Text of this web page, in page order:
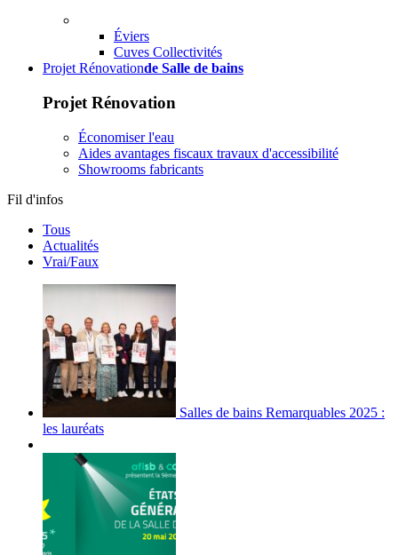
Éviers
Cuves Collectivités
Projet Rénovationde Salle de bains
Projet Rénovation
Économiser l'eau
Aides avantages fiscaux travaux d'accessibilité
Showrooms fabricants
Fil d'infos
Tous
Actualités
Vrai/Faux
Salles de bains Remarquables 2025 :
les lauréats